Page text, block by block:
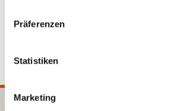
Präferenzen
Statistiken
Marketing
Kassenärztliche Vereinigung Bremen